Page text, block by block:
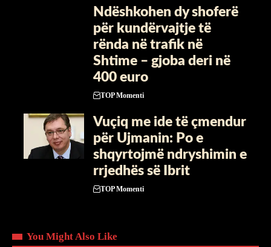
Ndëshkohen dy shoferë
për kundërvajtje të
rënda në trafik në
Shtime – gjoba deri në
400 euro
TOP Momenti
​Vuçiq me ide të çmendur
për Ujmanin: Po e
shqyrtojmë ndryshimin e
rrjedhës së Ibrit
TOP Momenti
You Might Also Like